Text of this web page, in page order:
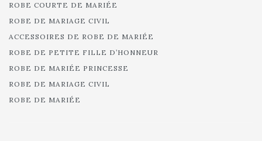
ROBE COURTE DE MARIÉE
ROBE DE MARIAGE CIVIL
ACCESSOIRES DE ROBE DE MARIÉE
ROBE DE PETITE FILLE D’HONNEUR
ROBE DE MARIÉE PRINCESSE
ROBE DE MARIAGE CIVIL
ROBE DE MARIÉE